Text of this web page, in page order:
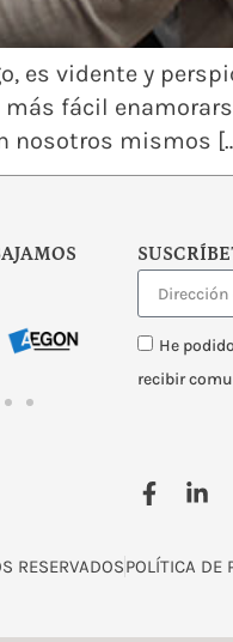
es vidente y
más fácil
nosotros mismos
He
recibir
RESERVADOSPOLÍTICA DE